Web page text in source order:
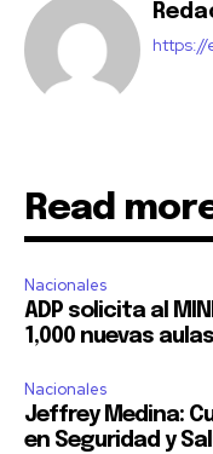
https://
Read
Nacionales
ADP solicita al
1,000 nuevas
Nacionales
Jeffrey Medina:
en Seguridad y